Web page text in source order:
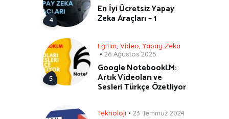
En İyi Ücretsiz Yapay
Zeka Araçları – 1
Eğitim Video Yapay Zeka
26 Ağustos 2025
Google NotebookLM:
Artık Videoları ve
Sesleri Türkçe Özetliyor
Teknoloji 23 Temmuz 2024